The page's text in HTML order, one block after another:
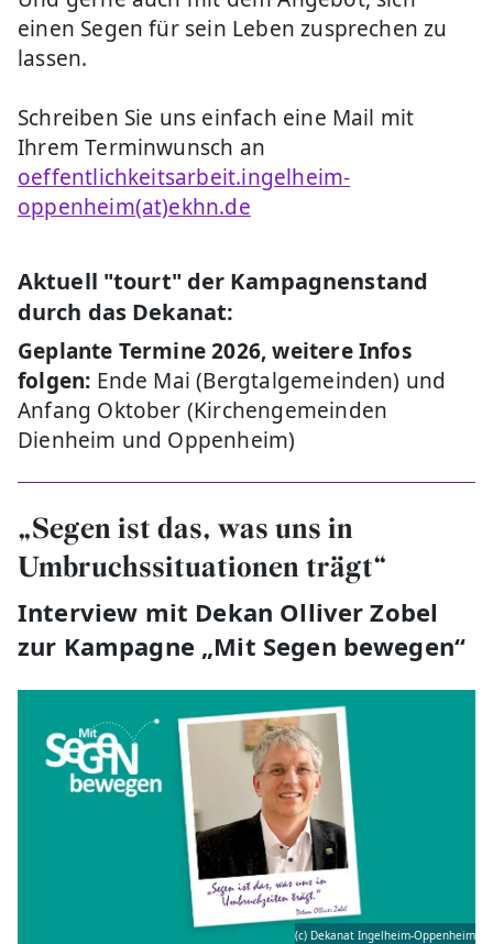
einen Segen für sein Leben zusprechen zu
lassen.
Schreiben Sie uns einfach eine Mail mit
Ihrem Terminwunsch an
oeffentlichkeitsarbeit.ingelheim-
oppenheim(at)ekhn.de
Aktuell "tourt" der Kampagnenstand
durch das Dekanat:
Geplante Termine 2026, weitere Infos
folgen: Ende Mai (Bergtalgemeinden) und
Anfang Oktober (Kirchengemeinden
Dienheim und Oppenheim)
„Segen ist das, was uns in
Umbruchssituationen trägt“
Interview mit Dekan Olliver Zobel
zur Kampagne „Mit Segen bewegen“
(c) Dekanat Ingelheim-Oppenheim